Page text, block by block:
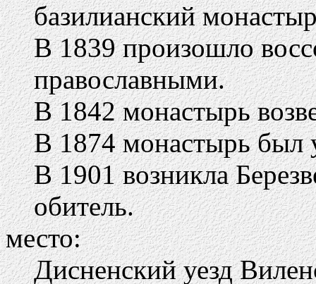
базилианский
В 1839 произошло
православными.
В 1842 монастырь
В 1874 монастырь был
В 1901 возникла
обитель.
место:
Дисненский уезд